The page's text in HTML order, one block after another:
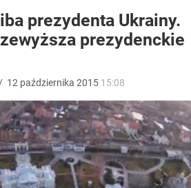
prezydenta Ukrainy.
prezydenckie
/ 12 października 2015 15:08